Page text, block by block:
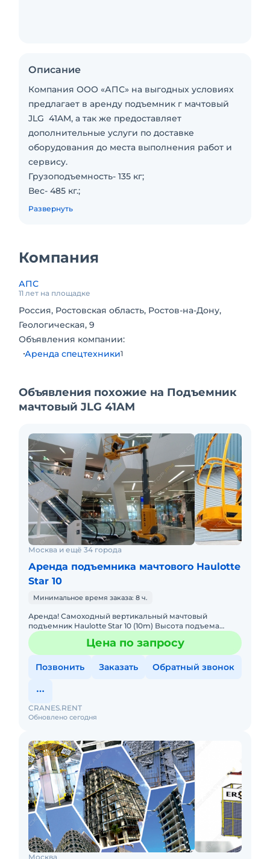
Описание
Компания ООО «АПС» на выгодных условиях
предлагает в аренду подъемник г мачтовый
JLG 41AM, а так же предоставляет
дополнительные услуги по доставке
оборудования до места выполнения работ и
сервису.
Грузоподъемность- 135 кг;
Вес- 485 кг.;
Высота подъема- 14,42 м;
Развернуть
Компания
АПС
11 лет на площадке
Россия, Ростовская область, Ростов-на-Дону,
Геологическая, 9
Объявления компании:
Аренда спецтехники1
Объявления похожие на Подъемник
мачтовый JLG 41AM
Москва и ещё 34 города
Аренда подъемника мачтового Haulotte
Star 10
Минимальное время заказа: 8 ч.
Аренда! Самоходный вертикальный мачтовый
подъемник Haulotte Star 10 (10m) Высота подъема
платформы: 8.00м Размер платформы: 0,67 x 0,97m
Вес: 2765кг ГрузоЦена по запросу
Позвонить Заказать Обратный звонок
Обновлено сегодня
CRANES.RENT
Москва